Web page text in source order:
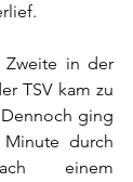
Zweite in der
TSV kam zu
ging
durch
einem